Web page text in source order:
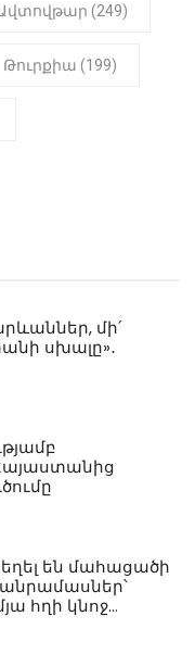
(249)
Թուրքիա (199)
մի՛
սխալը»․
եղել են մահացածի
հղի կնոջ